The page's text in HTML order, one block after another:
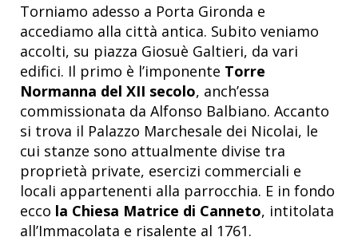
Torniamo adesso a Porta Gironda e
accediamo alla città antica. Subito veniamo
accolti, su piazza Giosuè Galtieri, da vari
edifici. Il primo è l’imponente Torre
Normanna del XII secolo, anch’essa
commissionata da Alfonso Balbiano. Accanto
si trova il Palazzo Marchesale dei Nicolai, le
cui stanze sono attualmente divise tra
proprietà private, esercizi commerciali e
locali appartenenti alla parrocchia. E in fondo
ecco la Chiesa Matrice di Canneto, intitolata
all’Immacolata e risalente al 1761.